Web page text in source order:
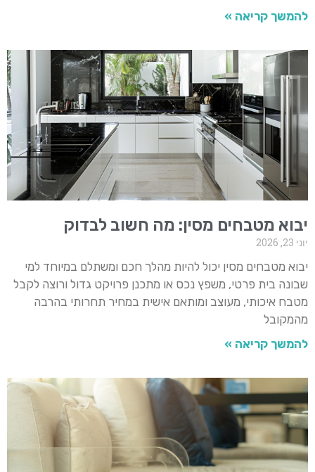
להמשך קריאה »
יבוא מטבחים מסין: מה חשוב לבדוק
יוני 23, 2026
יבוא מטבחים מסין יכול להיות מהלך חכם ומשתלם במיוחד למי
שבונה בית פרטי, משפץ נכס או מתכנן פרויקט גדול ורוצה לקבל
מטבח איכותי, מעוצב ומותאם אישית במחיר תחרותי בהרבה
מהמקובל
להמשך קריאה »